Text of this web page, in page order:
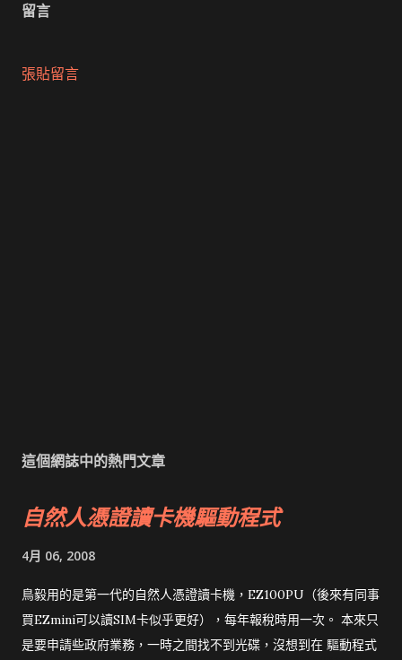
留言
張貼留言
這個網誌中的熱門文章
自然人憑證讀卡機驅動程式
4月 06, 2008
鳥毅用的是第一代的自然人憑證讀卡機，EZ100PU（後來有同事
買EZmini可以讀SIM卡似乎更好），每年報稅時用一次。 本來只
是要申請些政府業務，一時之間找不到光碟，沒想到在 驅動程式